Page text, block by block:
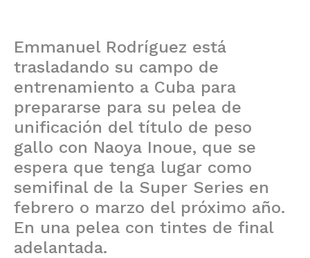
Emmanuel Rodríguez está
trasladando su campo de
entrenamiento a Cuba para
prepararse para su pelea de
unificación del título de peso
gallo con Naoya Inoue, que se
espera que tenga lugar como
semifinal de la Super Series en
febrero o marzo del próximo año.
En una pelea con tintes de final
adelantada.